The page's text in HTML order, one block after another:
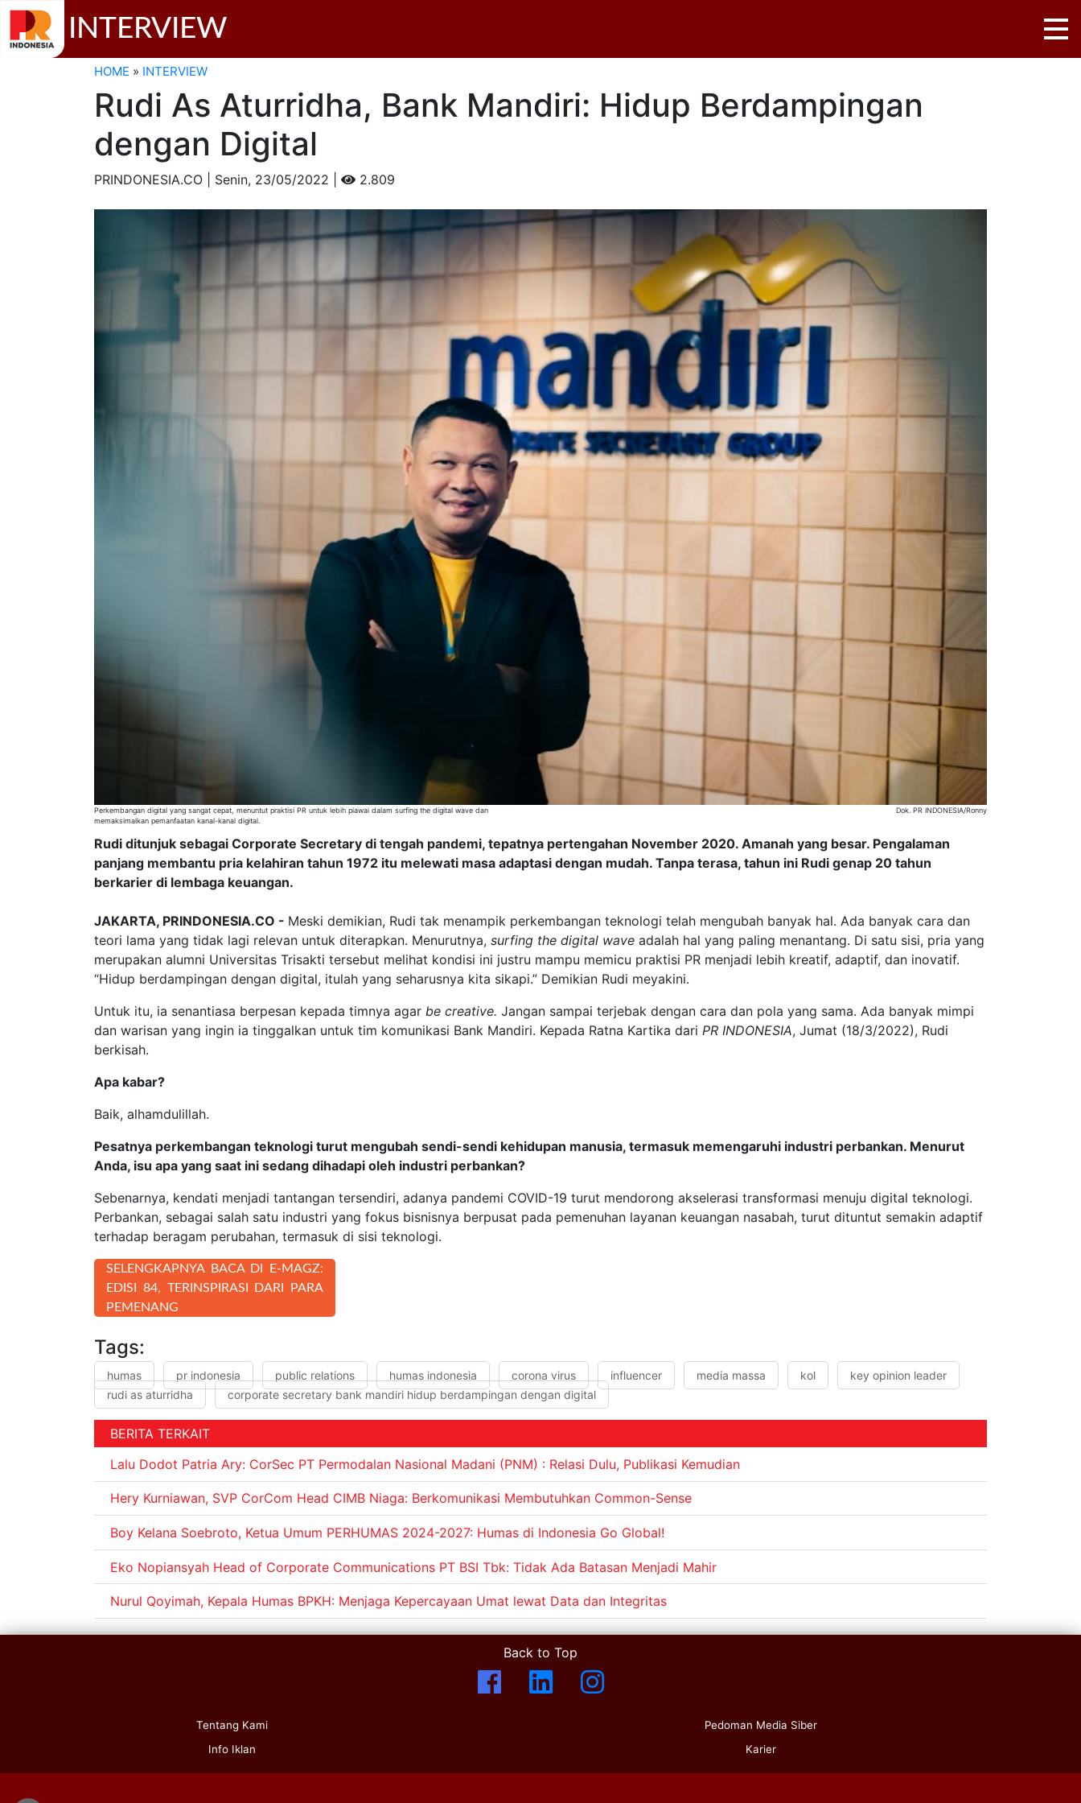
INTERVIEW
HOME » INTERVIEW
Rudi As Aturridha, Bank Mandiri: Hidup Berdampingan
dengan Digital
PRINDONESIA.CO | Senin, 23/05/2022 | 2.809
Perkembangan digital yang sangat cepat, menuntut praktisi PR untuk lebih piawai dalam surfing the digital wave dan
memaksimalkan pemanfaatan kanal-kanal digital.
Dok. PR INDONESIA/Ronny
Rudi ditunjuk sebagai Corporate Secretary di tengah pandemi, tepatnya pertengahan November 2020. Amanah yang besar. Pengalaman
panjang membantu pria kelahiran tahun 1972 itu melewati masa adaptasi dengan mudah. Tanpa terasa, tahun ini Rudi genap 20 tahun
berkarier di lembaga keuangan.
JAKARTA, PRINDONESIA.CO - Meski demikian, Rudi tak menampik perkembangan teknologi telah mengubah banyak hal. Ada banyak cara dan
teori lama yang tidak lagi relevan untuk diterapkan. Menurutnya, surfing the digital wave adalah hal yang paling menantang. Di satu sisi, pria yang
merupakan alumni Universitas Trisakti tersebut melihat kondisi ini justru mampu memicu praktisi PR menjadi lebih kreatif, adaptif, dan inovatif.
“Hidup berdampingan dengan digital, itulah yang seharusnya kita sikapi.” Demikian Rudi meyakini.
Untuk itu, ia senantiasa berpesan kepada timnya agar be creative. Jangan sampai terjebak dengan cara dan pola yang sama. Ada banyak mimpi
dan warisan yang ingin ia tinggalkan untuk tim komunikasi Bank Mandiri. Kepada Ratna Kartika dari PR INDONESIA, Jumat (18/3/2022), Rudi
berkisah.
Apa kabar?
Baik, alhamdulillah.
Pesatnya perkembangan teknologi turut mengubah sendi-sendi kehidupan manusia, termasuk memengaruhi industri perbankan. Menurut
Anda, isu apa yang saat ini sedang dihadapi oleh industri perbankan?
Sebenarnya, kendati menjadi tantangan tersendiri, adanya pandemi COVID-19 turut mendorong akselerasi transformasi menuju digital teknologi.
Perbankan, sebagai salah satu industri yang fokus bisnisnya berpusat pada pemenuhan layanan keuangan nasabah, turut dituntut semakin adaptif
terhadap beragam perubahan, termasuk di sisi teknologi.
SELENGKAPNYA BACA DI E-MAGZ:
EDISI 84, TERINSPIRASI DARI PARA
PEMENANG
Tags:
humas pr indonesia public relations humas indonesia corona virus influencer media massa kol
key opinion leader
rudi as aturridha
corporate secretary bank mandiri hidup berdampingan dengan digital
BERITA TERKAIT
Lalu Dodot Patria Ary: CorSec PT Permodalan Nasional Madani (PNM) : Relasi Dulu, Publikasi Kemudian
Hery Kurniawan, SVP CorCom Head CIMB Niaga: Berkomunikasi Membutuhkan Common-Sense
Boy Kelana Soebroto, Ketua Umum PERHUMAS 2024-2027: Humas di Indonesia Go Global!
Eko Nopiansyah Head of Corporate Communications PT BSI Tbk: Tidak Ada Batasan Menjadi Mahir
Nurul Qoyimah, Kepala Humas BPKH: Menjaga Kepercayaan Umat lewat Data dan Integritas
Back to Top
Tentang Kami
Info Iklan
Pedoman Media Siber
Karier